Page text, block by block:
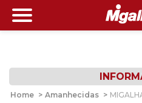
Home > Amanhecidas >